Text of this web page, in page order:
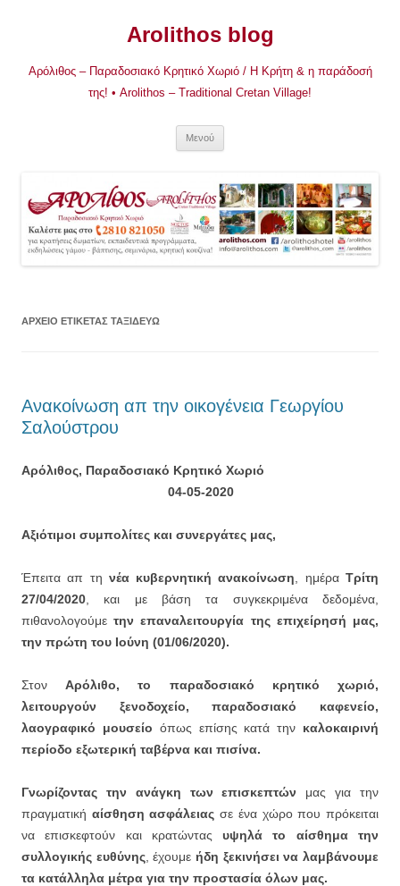
Arolithos blog
Αρόλιθος – Παραδοσιακό Κρητικό Χωριό / Η Κρήτη & η παράδοσή
της! • Arolithos – Traditional Cretan Village!
Μενού
ΑΡΧΕΊΟ ΕΤΙΚΈΤΑΣ ΤΑΞΙΔΕΎΩ
Ανακοίνωση απ την οικογένεια Γεωργίου
Σαλούστρου
Αρόλιθος, Παραδοσιακό Κρητικό Χωριό
04-05-2020
Αξιότιμοι συμπολίτες και συνεργάτες μας,
Έπειτα απ τη νέα κυβερνητική ανακοίνωση , ημέραΤρίτη
27/04/2020 , και με βάση τα συγκεκριμένα δεδομένα,
πιθανολογούμετην επαναλειτουργία της επιχείρησή μας,
την πρώτη του Ιούνη (01/06/2020).
ΣτονΑρόλιθο, το παραδοσιακό κρητικό χωριό,
λειτουργούν ξενοδοχείο, παραδοσιακό καφενείο,
λαογραφικό μουσείο όπως επίσης κατά την καλοκαιρινή
περίοδο εξωτερική ταβέρνα και πισίνα.
Γνωρίζοντας την ανάγκη των επισκεπτών μας για την
πραγματική αίσθηση ασφάλειας σε ένα χώρο που πρόκειται
να επισκεφτούν και κρατώνταςυψηλά το αίσθημα την
συλλογικής ευθύνης, έχουμεήδη ξεκινήσει να λαμβάνουμε
τα κατάλληλα μέτρα για την προστασία όλων μας.